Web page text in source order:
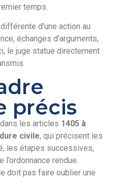
temps.
d’une action au
échanges d’arguments,
le juge statue directement
précis
les articles 1405 à
civile, qui précisent les
les étapes successives,
rendue.
doit pas faire oublier une